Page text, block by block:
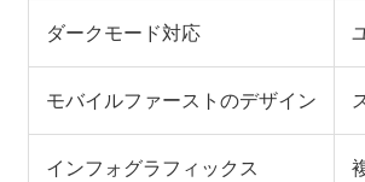
ダークモード対応
モバイルファーストのデザイン
インフォグラフィックス